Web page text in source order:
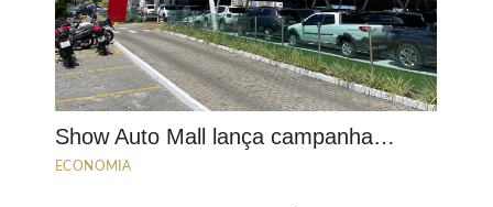
Show Auto Mall lança campanha…
ECONOMIA